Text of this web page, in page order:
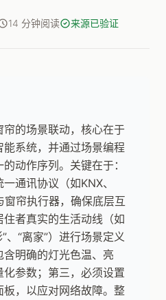
14 分钟阅读 来源已验证
的场景联动，核心在于
系统，并通过场景编程
动作序列。关键在于：
通讯协议（如KNX、
帘执行器，确保底层互
者真实的生活动线（如
、“离家”）进行场景定义
明确的灯光色温、亮
参数；第三，必须设置
，以应对网络故障。整
信息仅用于设计咨询服务